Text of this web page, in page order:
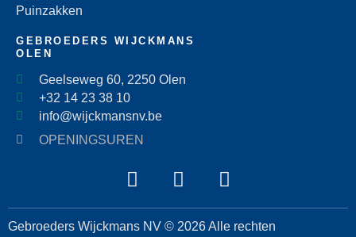
Puinzakken
GEBROEDERS WIJCKMANS
OLEN
Geelseweg 60, 2250 Olen
+32 14 23 38 10
info@wijckmansnv.be
OPENINGSUREN
Gebroeders Wijckmans NV © 2026 Alle rechten